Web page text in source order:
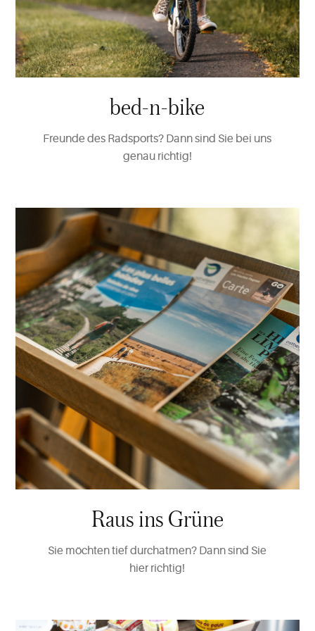
bed-n-bike
Freunde des Radsports? Dann sind Sie bei uns
genau richtig!
ins
Grüne"
erfahren
Raus ins Grüne
Sie möchten tief durchatmen? Dann sind Sie
hier richtig!
Mehr